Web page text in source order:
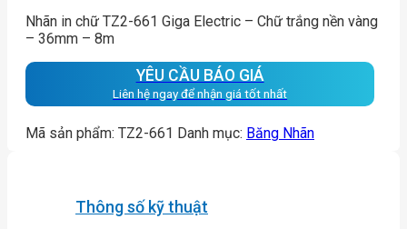
Nhãn in chữ TZ2-661 Giga Electric – Chữ trắng nền vàng
– 36mm – 8m
YÊU CẦU BÁO GIÁ
Liên hệ ngay để nhận giá tốt nhất
Mã sản phẩm: TZ2-661 Danh mục: Băng Nhãn
Thông số kỹ thuật